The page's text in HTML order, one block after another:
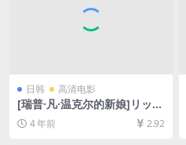
日韩 高清电影
[瑞普·凡·温克尔的新娘]リップ
ヴァンウィンクルの花嫁 (201
6)[百度网盘+夸克网盘+迅雷云
4 年前 2.92